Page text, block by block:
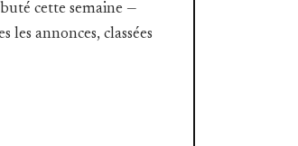
cette semaine —
annonces, classées